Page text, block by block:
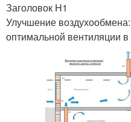
Заголовок H1
Улучшение
оптимальной вентиляции